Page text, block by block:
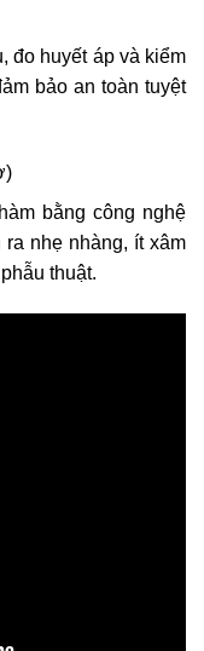
đo huyết áp và kiểm
bảo an toàn tuyệt
bằng công nghệ
nhẹ nhàng, ít xâm
thuật.